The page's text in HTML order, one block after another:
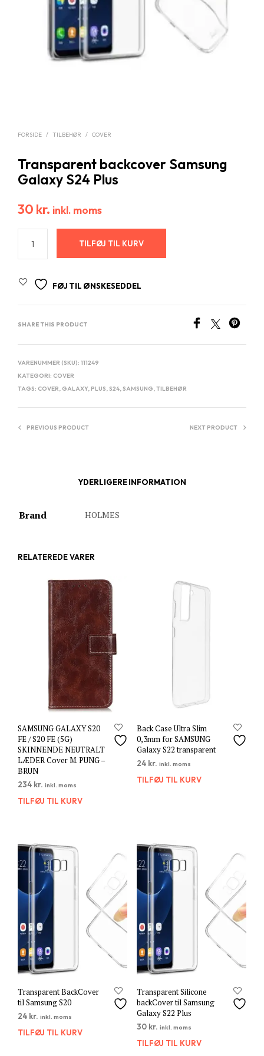
FORSIDE / TILBEHØR / COVER
Transparent backcover Samsung
Galaxy S24 Plus
30 kr. inkl. moms
TILFØJ TIL KURV
FØJ TIL ØNSKESEDDEL
SHARE THIS PRODUCT
VARENUMMER (SKU): 111249
KATEGORI: COVER
TAGS: COVER, GALAXY,PLUS,S24,SAMSUNG,TILBEHØR
PREVIOUS PRODUCT NEXT PRODUCT
YDERLIGERE INFORMATION
Brand HOLMES
RELATEREDE VARER
SAMSUNG GALAXY S20
FE / S20 FE (5G)
SKINNENDE NEUTRALT
LÆDER Cover M. PUNG –
BRUN
234 kr. inkl. moms
TILFØJ TIL KURV
Back Case Ultra Slim
0,3mm for SAMSUNG
Galaxy S22 transparent
24 kr. inkl. moms
TILFØJ TIL KURV
Transparent BackCover
til Samsung S20
24 kr. inkl. moms
TILFØJ TIL KURV
Transparent Silicone
backCover til Samsung
Galaxy S22 Plus
30 kr. inkl. moms
TILFØJ TIL KURV